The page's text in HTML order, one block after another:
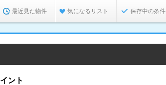
最近見た物件 気になるリスト 保存中の条件
ント